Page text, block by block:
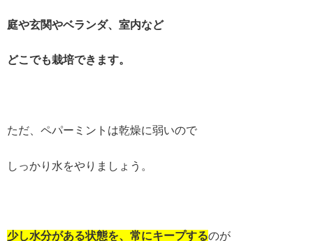
庭や玄関やベランダ、室内など
どこでも栽培できます。
ただ、ペパーミントは乾燥に弱いので
しっかり水をやりましょう。
少し水分がある状態を、常にキープするのが